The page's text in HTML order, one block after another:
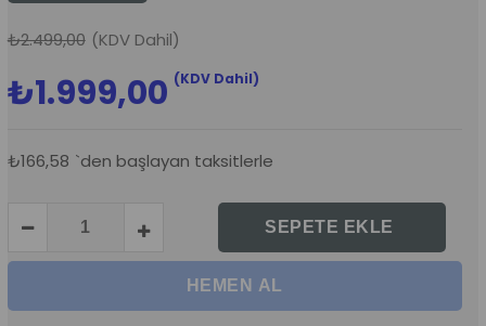
₺2.499,00 (KDV Dahil)
₺1.999,00 (KDV Dahil)
₺166,58 `den başlayan taksitlerle